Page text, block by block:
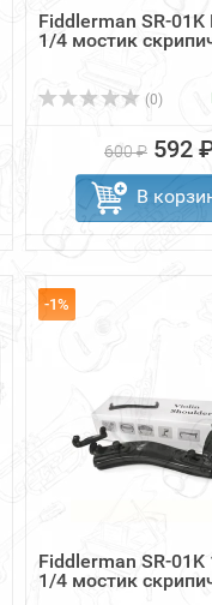
Fiddlerman SR-01K
1/4 мостик
(0)
600 ₽ 592
В
-1%
Fiddlerman SR-01K
1/4 мостик